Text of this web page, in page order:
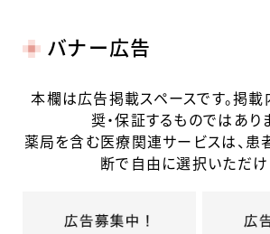
バナー広告
本欄は広告掲載スペースです。掲
奨・保証するものではあり
薬局を含む医療関連サービスは、患
断で自由に選択いただけ